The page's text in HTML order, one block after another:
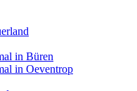
in Büren
in Oeventrop